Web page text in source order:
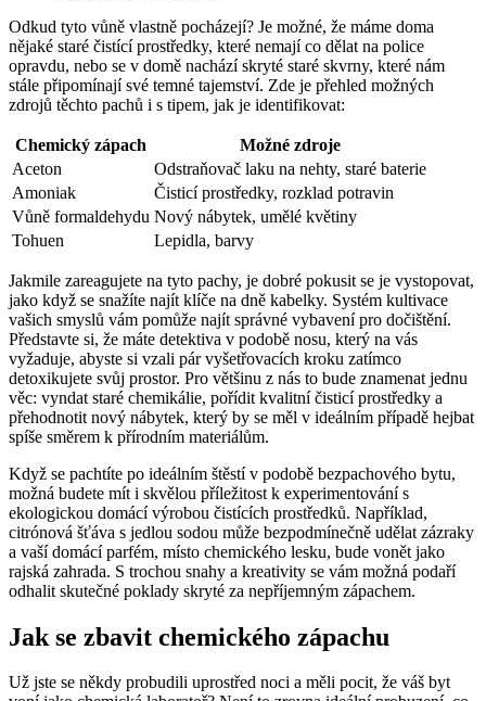
Odkud tyto vůně vlastně pocházejí? Je možné, že máme doma
nějaké staré čistící prostředky, které nemají co dělat na police
opravdu, nebo se v domě nachází skryté staré skvrny, které nám
stále připomínají své temné tajemství. Zde je přehled možných
zdrojů těchto pachů i s tipem, jak je identifikovat:
Chemický zápach
Možné zdroje
Aceton
Odstraňovač laku na nehty, staré baterie
Amoniak
Čisticí prostředky, rozklad potravin
Vůně formaldehydu Nový nábytek, umělé květiny
Tohuen
Lepidla, barvy
Jakmile zareagujete na tyto pachy, je dobré pokusit se je vystopovat,
jako když se snažíte najít klíče na dně kabelky. Systém kultivace
vašich smyslů vám pomůže najít správné vybavení pro dočištění.
Představte si, že máte detektiva v podobě nosu, který na vás
vyžaduje, abyste si vzali pár vyšetřovacích kroku zatímco
detoxikujete svůj prostor. Pro většinu z nás to bude znamenat jednu
věc: vyndat staré chemikálie, pořídit kvalitní čisticí prostředky a
přehodnotit nový nábytek, který by se měl v ideálním případě hejbat
spíše směrem k přírodním materiálům.
Když se pachtíte po ideálním štěstí v podobě bezpachového bytu,
možná budete mít i skvělou příležitost k experimentování s
ekologickou domácí výrobou čistících prostředků. Například,
citrónová šťáva s jedlou sodou může bezpodmínečně udělat zázraky
a vaší domácí parfém, místo chemického lesku, bude vonět jako
rajská zahrada. S trochou snahy a kreativity se vám možná podaří
odhalit skutečné poklady skryté za nepříjemným zápachem.
Jak se zbavit chemického zápachu
Už jste se někdy probudili uprostřed noci a měli pocit, že váš byt